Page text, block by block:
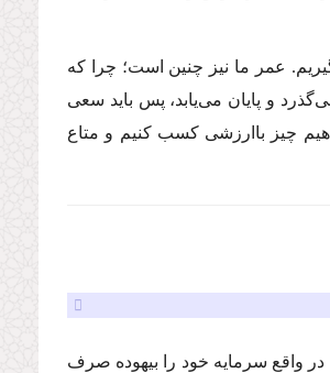
عمر ما نیز چنین است؛ چرا كه
و پایان مى‌یابد، پس باید سعى
چیز باارزشى كسب كنیم و متاع
واقع سرمایه خود را بیهوده صرف